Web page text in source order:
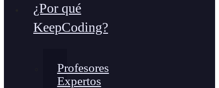
¿Por qué
KeepCoding?
Profesores
Expertos